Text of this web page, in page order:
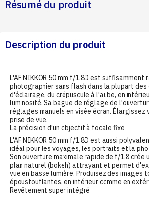
Résumé du produit
Description du produit
L'AF NIKKOR 50 mm f/1.8D est suffisamment
photographier sans flash dans la plupart des
d'éclairage, du crépuscule à l'aube, en
luminosité. Sa bague de réglage de
réglages manuels en visée écran. Élargissez
prise de vue.
La précision d'un objectif à focale fixe
L'AF NIKKOR 50 mm f/1.8D est aussi
idéal pour les voyages, les portraits et la
Son ouverture maximale rapide de f/1.8 crée
plan naturel (bokeh) attrayant et permet
vue en basse lumière. Produisez des images
époustouflantes, en intérieur comme en
Revêtement super intégré